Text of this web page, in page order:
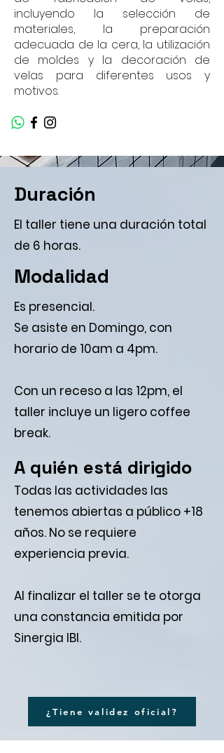
incluyendo la selección de
materiales, la preparación
adecuada de la cera, la utilización
de moldes y la decoración de
velas para diferentes usos y
motivos.
Duración
El taller tiene una duración total
de 6 horas.
Modalidad
Es presencial.
Se asiste en Domingo, con
horario de 10am a 4pm.
Con un receso a las 12pm, el
taller incluye un ligero coffee
break.
A quién está dirigido
Todas las actividades las
tenemos abiertas a público +18
años. No se requiere
experiencia previa.
Al finalizar el taller se te otorga
una constancia emitida por
Sinergia IBI.
¿Tiene validez oficial?